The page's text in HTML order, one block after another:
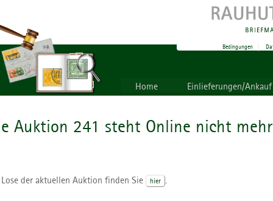
Bedingungen|
Home Einlieferungen/Ankauf
Auktion 241 steht Online nicht
der aktuellen Auktion finden Sie hier